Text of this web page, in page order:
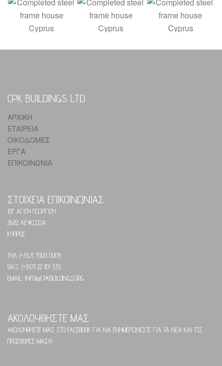
CPK BUILDINGS LTD
ΑΡΧΙΚΗ
ΕΤΑΙΡΕΙΑ
ΟΙΚΟΔΟΜΕΣ
ΕΡΓΑ
ΕΠΙΚΟΙΝΩΝΙΑ
ΣΤΟΙΧΕΙΑ ΕΠΙΚΟΙΝΩΝΙΑΣ
10Γ ΑΓΙΟΥ ΓΕΩΡΓΙΟΥ
2682 ΛΕΥΚΩΣΙΑ
ΚΥΠΡΟΣ
ΤΗΛ: (+357) 7000 0009
ΦΑΞ: (+357) 22 101 335
EMAIL: INFO@CPKBUILDINGS.ORG
ΑΚΟΛΟΥΘΗΣΤΕ ΜΑΣ
ΑΚΟΛΟΥΘΗΣΤΕ ΜΑΣ ΣΤΟ FACEBOOK ΓΙΑ ΝΑ ΕΝΗΜΕΡΩΝΕΣΤΕ ΓΙΑ ΤΑ ΝΕΑ ΚΑΙ ΤΙΣ
ΠΡΟΣΦΟΡΕΣ ΜΑΣ!!!